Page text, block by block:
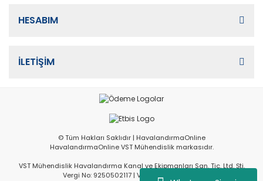
HESABIM
İLETİŞİM
© Tüm Hakları Saklıdır | HavalandırmaOnline
HavalandırmaOnline VST Mühendislik markasıdır.
VST Mühendislik Havalandırma Kanal ve Ekipmanları San. Tic. Ltd. Şti.
Vergi No: 9250502117 | Vergi Dairesi: İvedik